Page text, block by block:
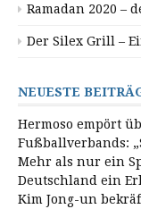
Ramadan 2020 –
Der Silex Grill –
NEUESTE
Hermoso empört
Fußballverbands:
Mehr als nur ein
Deutschland ein
Kim Jong-un